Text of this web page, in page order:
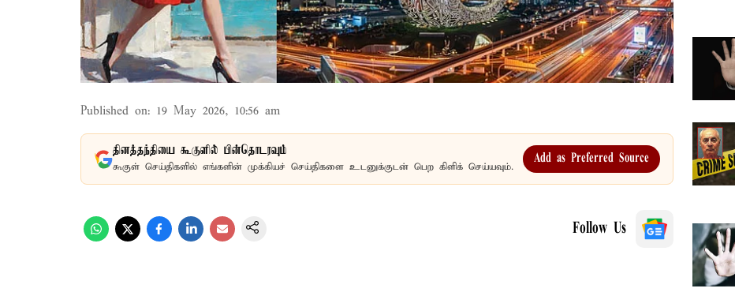
Published on: 19 May 2026, 10:56 am
தினத்தந்தியை கூகுளில் பின்தொடரவும்
கூகுள் செய்திகளில் எங்களின் முக்கியச் செய்திகளை உடனுக்குடன் பெற கிளிக் செய்யவும்.
Add as Preferred Source
Follow Us